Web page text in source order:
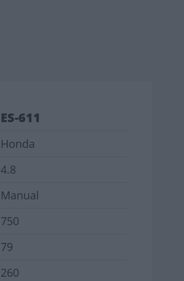
ES-611
Honda
4.8
Manual
750
79
260